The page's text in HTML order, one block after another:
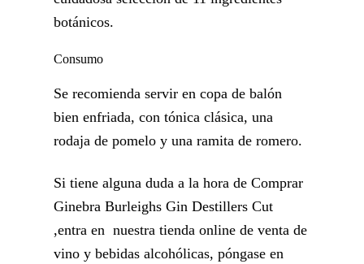
botánicos.
Consumo
Se recomienda servir en copa de balón
bien enfriada, con tónica clásica, una
rodaja de pomelo y una ramita de romero.
Si tiene alguna duda a la hora de Comprar
Ginebra Burleighs Gin Destillers Cut
,entra en nuestra tienda online de venta de
vino y bebidas alcohólicas, póngase en